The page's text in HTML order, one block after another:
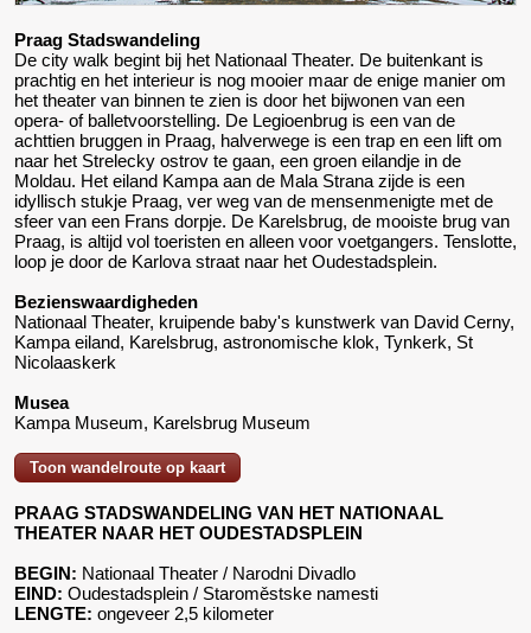
Praag Stadswandeling
De city walk begint bij het Nationaal Theater. De buitenkant is
prachtig en het interieur is nog mooier maar de enige manier om
het theater van binnen te zien is door het bijwonen van een
opera- of balletvoorstelling. De Legioenbrug is een van de
achttien bruggen in Praag, halverwege is een trap en een lift om
naar het Strelecky ostrov te gaan, een groen eilandje in de
Moldau. Het eiland Kampa aan de Mala Strana zijde is een
idyllisch stukje Praag, ver weg van de mensenmenigte met de
sfeer van een Frans dorpje. De Karelsbrug, de mooiste brug van
Praag, is altijd vol toeristen en alleen voor voetgangers. Tenslotte,
loop je door de Karlova straat naar het Oudestadsplein.
Bezienswaardigheden
Nationaal Theater, kruipende baby's kunstwerk van David Cerny,
Kampa eiland, Karelsbrug, astronomische klok, Tynkerk, St
Nicolaaskerk
Musea
Kampa Museum, Karelsbrug Museum
Toon wandelroute op kaart
PRAAG STADSWANDELING VAN HET NATIONAAL
THEATER NAAR HET OUDESTADSPLEIN
BEGIN: Nationaal Theater / Narodni Divadlo
EIND: Oudestadsplein / Staroměstske namesti
LENGTE: ongeveer 2,5 kilometer